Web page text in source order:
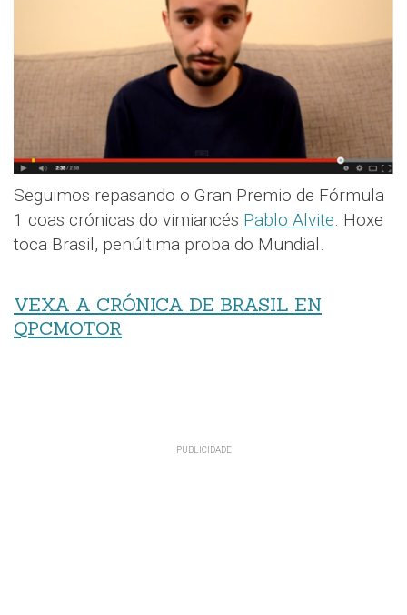
Seguimos repasando o Gran Premio de Fórmula
1 coas crónicas do vimiancés Pablo Alvite. Hoxe
toca Brasil, penúltima proba do Mundial.
VEXA A CRÓNICA DE BRASIL EN
QPCMOTOR